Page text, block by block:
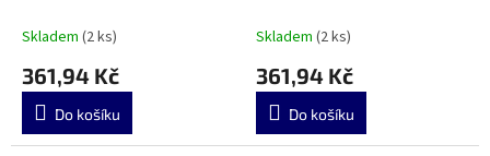
Skladem (2 ks)
361,94 Kč
Do košíku
Skladem (2 ks)
361,94 Kč
Do košíku